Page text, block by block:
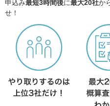
申込み最短3時間後に最大20社か
せ！